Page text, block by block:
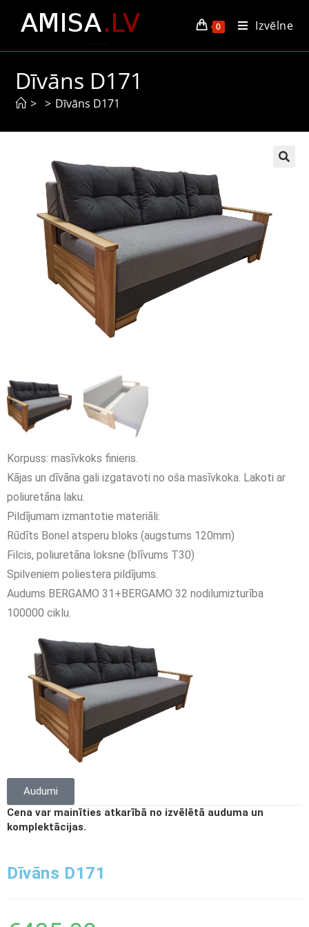
0 Izvēlne
Dīvāns D171
> > Dīvāns D171
Korpuss: masīvkoks finieris.
Kājas un dīvāna gali izgatavoti no oša masīvkoka. Lakoti ar
poliuretāna laku.
Pildījumam izmantotie materiāli:
Rūdīts Bonel atsperu bloks (augstums 120mm)
Filcis, poliuretāna loksne (blīvums T30)
Spilveniem poliestera pildījums.
Audums BERGAMO 31+BERGAMO 32 nodilumizturība
100000 ciklu.
Audumi
Cena var mainīties atkarībā no izvēlētā auduma un
komplektācijas.
Dīvāns D171